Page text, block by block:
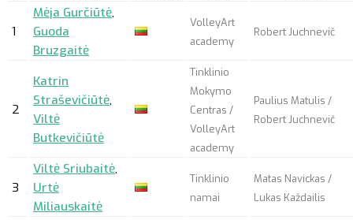
1
Mėja Gurčiūtė,
Guoda
Bruzgaitė
VolleyArt
academy
Robert Juchnevič
2
Katrin
Straševičiūtė,
Viltė
Butkevičiūtė
Tinklinio
Mokymo
Centras /
VolleyArt
academy
Paulius Matulis /
Robert Juchnevič
3
Viltė Sriubaitė,
Urtė
Miliauskaitė
Tinklinio
namai
Matas Navickas /
Lukas Každailis